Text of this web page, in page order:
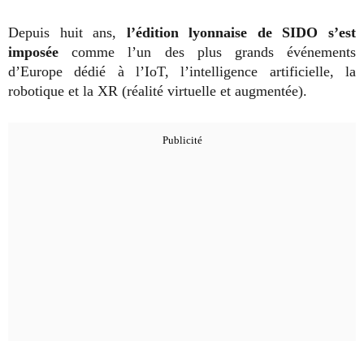
Depuis huit ans,
l’édition lyonnaise de SIDO s’est
imposée comme l’un des plus grands événements
d’Europe dédié à l’IoT, l’intelligence artificielle, la
robotique et la XR (réalité virtuelle et augmentée).